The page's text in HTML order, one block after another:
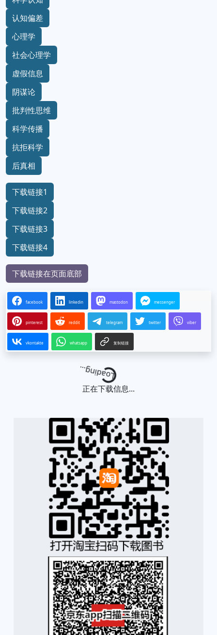
认知偏差
心理学
社会心理学
虚假信息
阴谋论
批判性思维
科学传播
抗拒科学
后真相
下载链接1
下载链接2
下载链接3
下载链接4
下载链接在页面底部
facebook linkedin mastodon messenger
pinterest reddit telegram twitter viber
vkontakte whatsapp 复制链接
Loading...
正在下载信息...